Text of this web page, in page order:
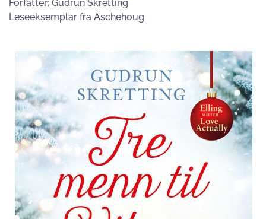
Forfatter: Gudrun Skretting
Leseeksemplar fra Aschehoug